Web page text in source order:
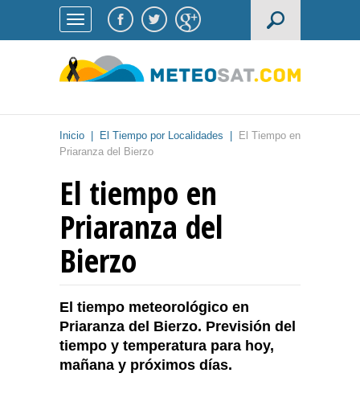
Inicio El Tiempo por Localidades
El Tiempo en
Priaranza del Bierzo
El tiempo en
Priaranza del
Bierzo
El tiempo meteorológico en
Priaranza del Bierzo. Previsión del
tiempo y temperatura para hoy,
mañana y próximos días.